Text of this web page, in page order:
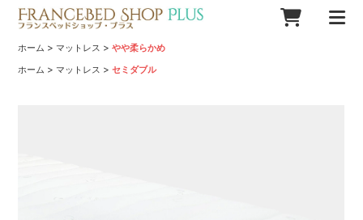
ホーム > マットレス >やや柔らかめ
ホーム > マットレス >セミダブル